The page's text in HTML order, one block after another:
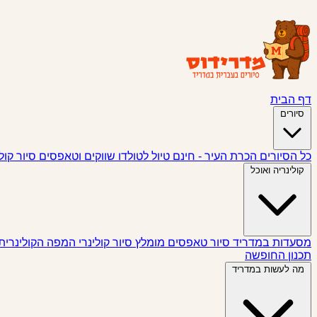
דף הבית
סיורים
כל הסיורים הכרת העיר - חינם טיול לטולדו שווקים וטאפסים סיור
קולינריה ואוכל
מסעדות במדריד סיור טאפסים מומלץ סיור קולינרי המפה
תכנון החופשה
מה לעשות במדריד